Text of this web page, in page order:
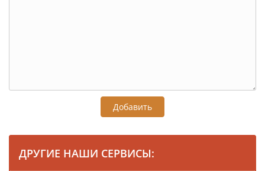
Добавить
ДРУГИЕ НАШИ СЕРВИСЫ: